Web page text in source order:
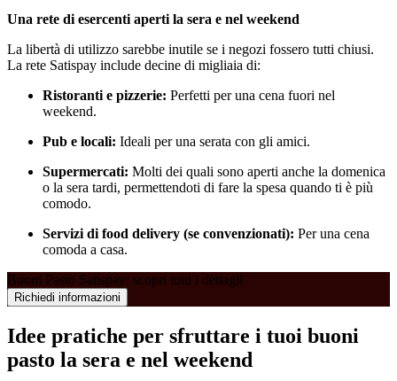
Una rete di esercenti aperti la sera e nel weekend
La libertà di utilizzo sarebbe inutile se i negozi fossero tutti chiusi.
La rete Satispay include decine di migliaia di:
Ristoranti e pizzerie: Perfetti per una cena fuori nel
weekend.
Pub e locali: Ideali per una serata con gli amici.
Supermercati: Molti dei quali sono aperti anche la domenica
o la sera tardi, permettendoti di fare la spesa quando ti è più
comodo.
Servizi di food delivery (se convenzionati): Per una cena
comoda a casa.
Buoni Pasto Satispay: scopri tutti i dettagli
Richiedi informazioni
Idee pratiche per sfruttare i tuoi buoni
pasto la sera e nel weekend